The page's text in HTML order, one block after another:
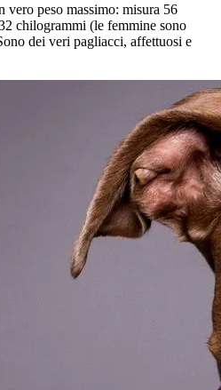
vero peso massimo: misura 56
chilogrammi (le femmine sono
dei veri pagliacci, affettuosi e